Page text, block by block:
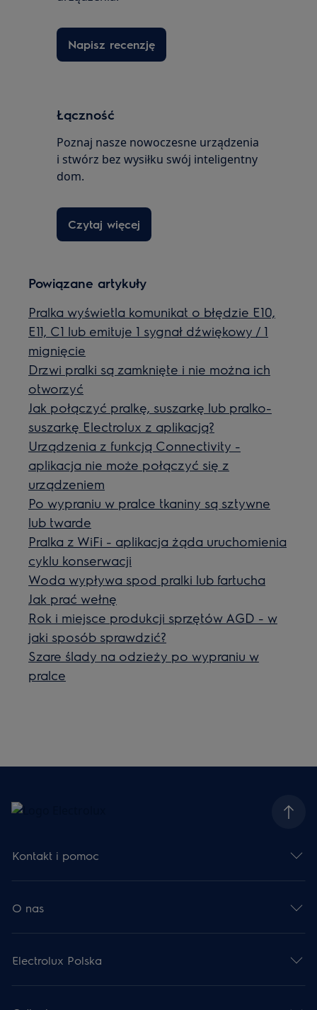
Napisz recenzję
Łączność
Poznaj nasze nowoczesne urządzenia
i stwórz bez wysiłku swój inteligentny
dom.
Czytaj więcej
Powiązane artykuły
Pralka wyświetla komunikat o błędzie E10,
E11, C1 lub emituje 1 sygnał dźwiękowy / 1
mignięcie
Drzwi pralki są zamknięte i nie można ich
otworzyć
Jak połączyć pralkę, suszarkę lub pralko-
suszarkę Electrolux z aplikacją?
Urządzenia z funkcją Connectivity -
aplikacja nie może połączyć się z
urządzeniem
Po wypraniu w pralce tkaniny są sztywne
lub twarde
Pralka z WiFi - aplikacja żąda uruchomienia
cyklu konserwacji
Woda wypływa spod pralki lub fartucha
Jak prać wełnę
Rok i miejsce produkcji sprzętów AGD - w
jaki sposób sprawdzić?
Szare ślady na odzieży po wypraniu w
pralce
Kontakt i pomoc
O nas
Electrolux Polska